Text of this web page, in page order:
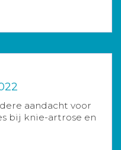
aandacht voor
bij knie-artrose en